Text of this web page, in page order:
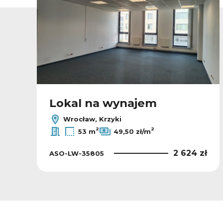
Lokal na wynajem
Wrocław, Krzyki
53 m2 49,50 zł/m2
ASO-LW-35805 2 624 zł